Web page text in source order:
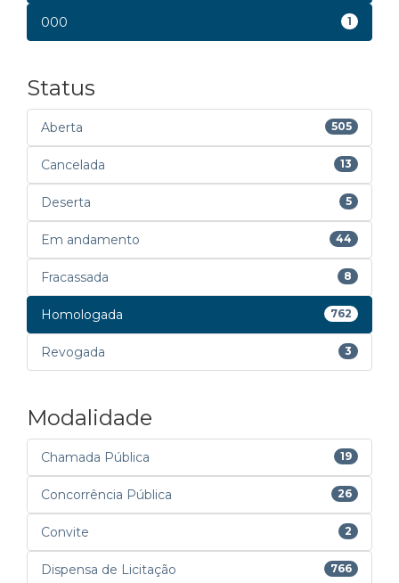
000 1
Status
Aberta 505
Cancelada 13
Deserta 5
Em andamento 44
Fracassada 8
Homologada 762
Revogada 3
Modalidade
Chamada Pública 19
Concorrência Pública 26
Convite 2
Dispensa de Licitação 766